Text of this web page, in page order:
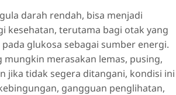
darah rendah, bisa menjadi
kesehatan, terutama bagi otak yang
glukosa sebagai sumber energi.
mungkin merasakan lemas, pusing,
jika tidak segera ditangani, kondisi ini
gangguan penglihatan,